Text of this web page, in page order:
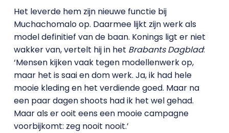
Het leverde hem zijn nieuwe functie bij
Muchachomalo op. Daarmee lijkt zijn werk als
model definitief van de baan. Konings ligt er niet
wakker van, vertelt hij in het Brabants Dagblad:
‘Mensen kijken vaak tegen modellenwerk op,
maar het is saai en dom werk. Ja, ik had hele
mooie kleding en het verdiende goed. Maar na
een paar dagen shoots had ik het wel gehad.
Maar als er ooit eens een mooie campagne
voorbijkomt: zeg nooit nooit.’